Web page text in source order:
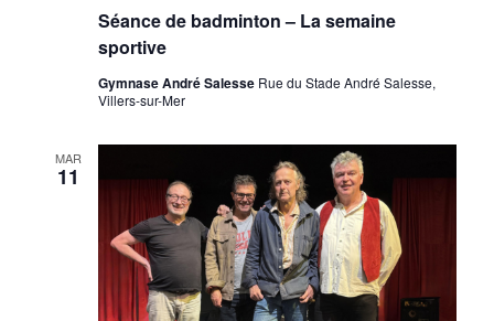
Séance de badminton – La semaine
sportive
Gymnase André Salesse Rue du Stade André Salesse,
Villers-sur-Mer
MAR
11